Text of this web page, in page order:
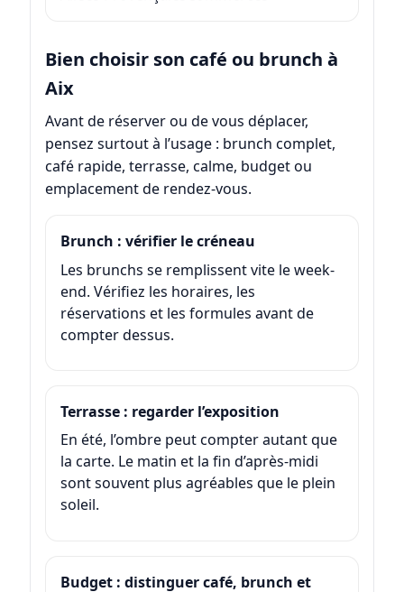
Bien choisir son café ou brunch à
Aix
Avant de réserver ou de vous déplacer,
pensez surtout à l’usage : brunch complet,
café rapide, terrasse, calme, budget ou
emplacement de rendez-vous.
Brunch : vérifier le créneau
Les brunchs se remplissent vite le week-
end. Vérifiez les horaires, les
réservations et les formules avant de
compter dessus.
Terrasse : regarder l’exposition
En été, l’ombre peut compter autant que
la carte. Le matin et la fin d’après-midi
sont souvent plus agréables que le plein
soleil.
Budget : distinguer café, brunch et